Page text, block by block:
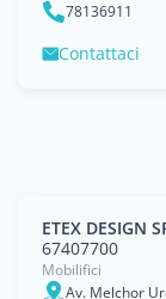
78136911
Contattaci
ETEX DESIGN
67407700
Mobilifici